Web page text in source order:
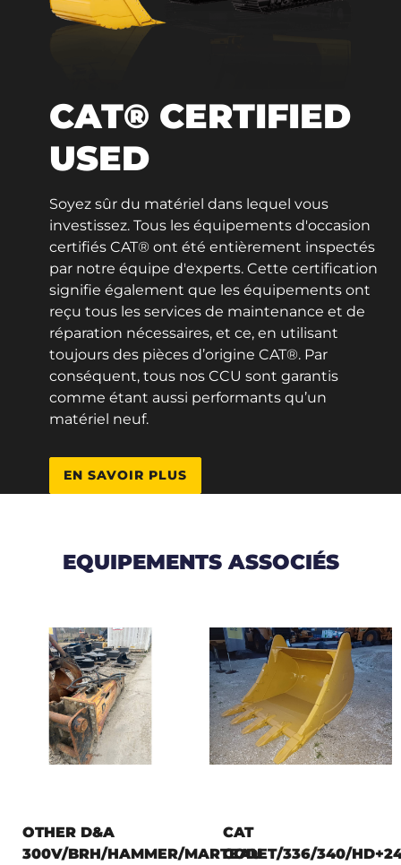
CAT® CERTIFIED
USED
Soyez sûr du matériel dans lequel vous
investissez. Tous les équipements d'occasion
certifiés CAT® ont été entièrement inspectés
par notre équipe d'experts. Cette certification
signifie également que les équipements ont
reçu tous les services de maintenance et de
réparation nécessaires, et ce, en utilisant
toujours des pièces d’origine CAT®. Par
conséquent, tous nos CCU sont garantis
comme étant aussi performants qu’un
matériel neuf.
EN SAVOIR PLUS
EQUIPEMENTS ASSOCIÉS
OTHER D&A
300V/BRH/HAMMER/MARTEAU
CAT
GODET/336/340/